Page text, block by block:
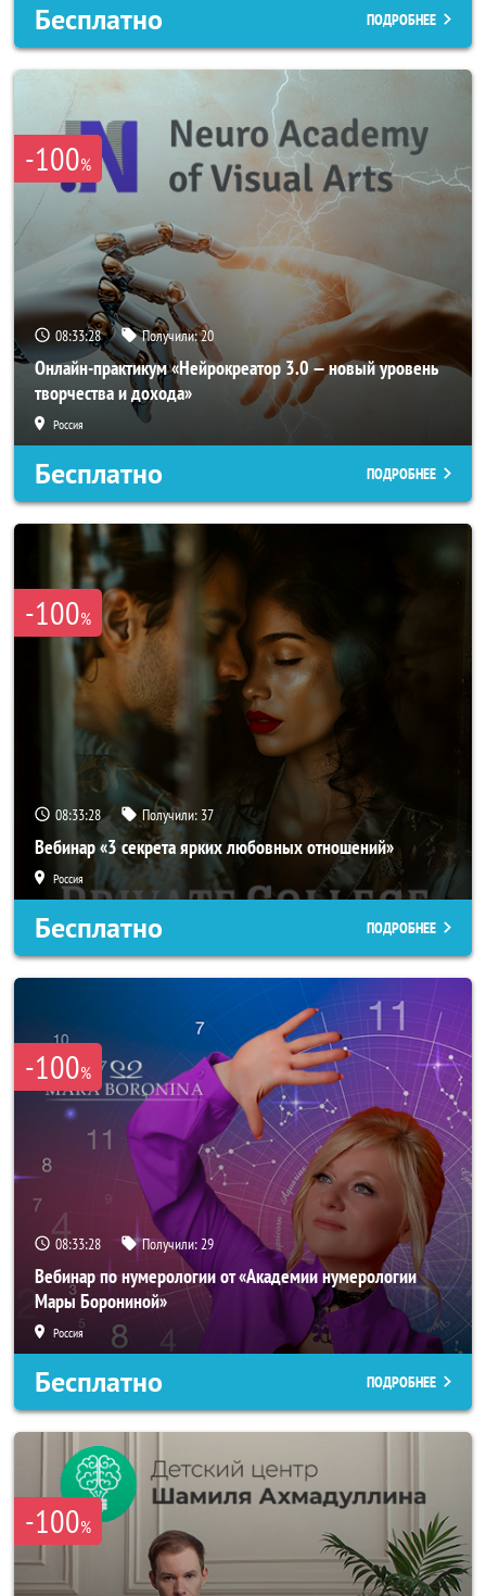
Бесплатно ПОДРОБНЕЕ
-100%
08:33:26 Получили:20
Онлайн-практикум «Нейрокреатор 3.0 — новый уровень
творчества и дохода»
Россия
Бесплатно ПОДРОБНЕЕ
-100%
08:33:26 Получили: 37
Вебинар «3 секрета ярких любовных отношений»
Россия
Бесплатно ПОДРОБНЕЕ
-100%
08:33:26 Получили:29
Вебинар по нумерологии от «Академии нумерологии
Мары Борониной»
Россия
Бесплатно ПОДРОБНЕЕ
-100%